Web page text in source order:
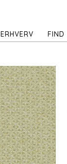
ERHVERV FIND